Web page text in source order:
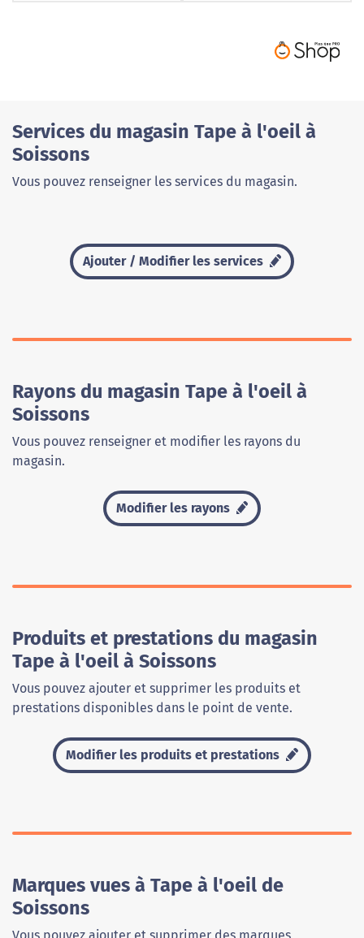
Services du magasin Tape à l'oeil à
Soissons
Vous pouvez renseigner les services du magasin.
Ajouter / Modifier les services
Rayons du magasin Tape à l'oeil à
Soissons
Vous pouvez renseigner et modifier les rayons du
magasin.
Modifier les rayons
Produits et prestations du magasin
Tape à l'oeil à Soissons
Vous pouvez ajouter et supprimer les produits et
prestations disponibles dans le point de vente.
Modifier les produits et prestations
Marques vues à Tape à l'oeil de
Soissons